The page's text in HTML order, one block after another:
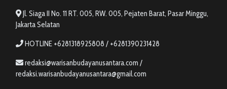
Jl. Siaga II No. 11 RT. 005, RW. 005, Pejaten Barat, Pasar Minggu,
Jakarta Selatan
HOTLINE +6281318925808 / +6281390231428
redaksi@warisanbudayanusantara.com /
redaksi.warisanbudayanusantara@gmail.com